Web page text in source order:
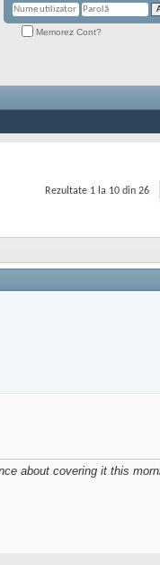
Memorez Cont?
Rezultate 1 la 10 din 26
about covering it this